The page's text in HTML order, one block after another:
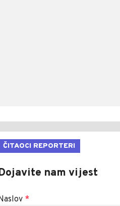
ČITAOCI REPORTERI
nam vijest
*